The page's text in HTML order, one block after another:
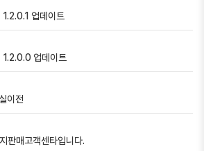
업데이트
1.2.0.0 업데이트
이전
판매고객센타입니다.